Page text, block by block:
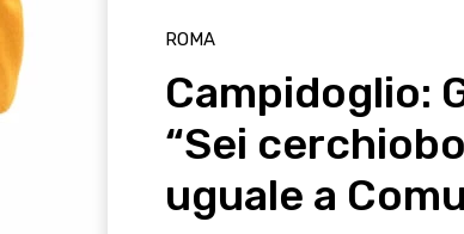
ROMA
Campidoglio:
“Sei
uguale a